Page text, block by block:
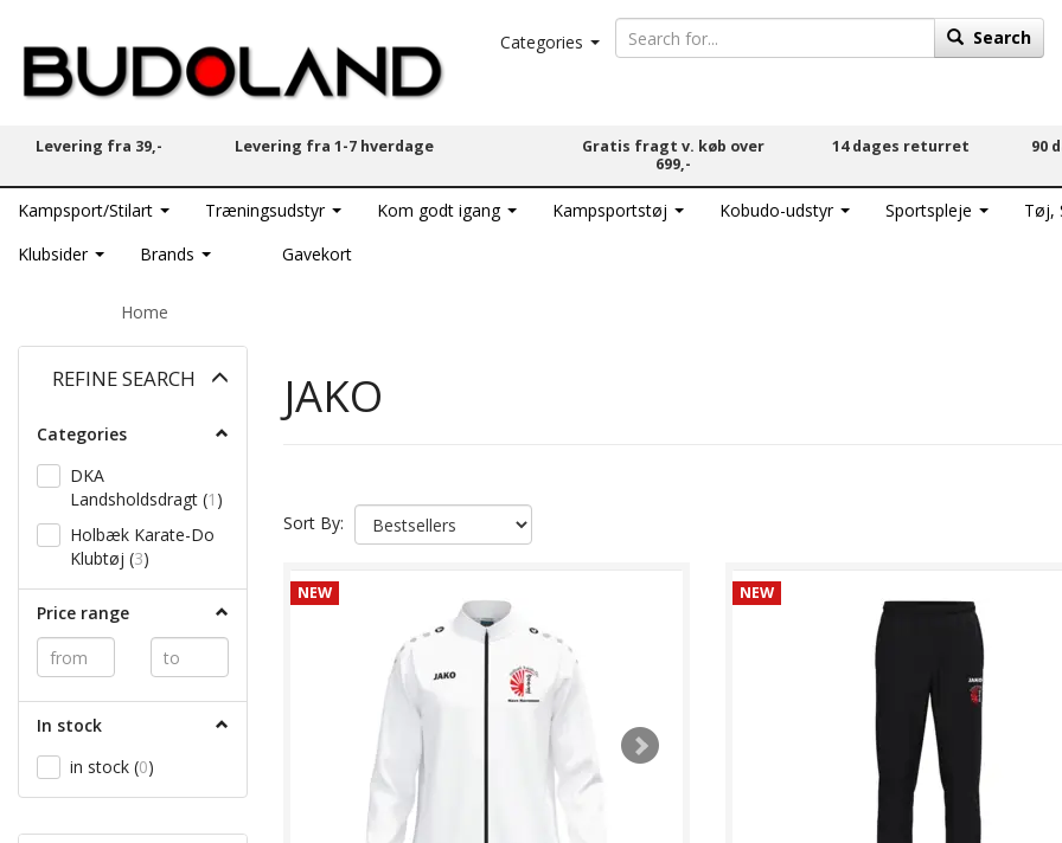
Categories Search
Levering fra 39,- Levering fra 1-7 hverdage
Gratis fragt v. køb over
699,-
14 dages returret 90
Kampsport/Stilart Træningsudstyr Kom godt igang Kampsportstøj Kobudo-udstyr Sportspleje Tøj,
Klubsider
Brands Gavekort
Home
REFINE SEARCH
Toggle
Categories
DKA
Landsholdsdragt (1 )
Holbæk Karate-Do
Klubtøj (3)
Price range
In stock
in stock (0)
JAKO
Sort By:
NEW NEW